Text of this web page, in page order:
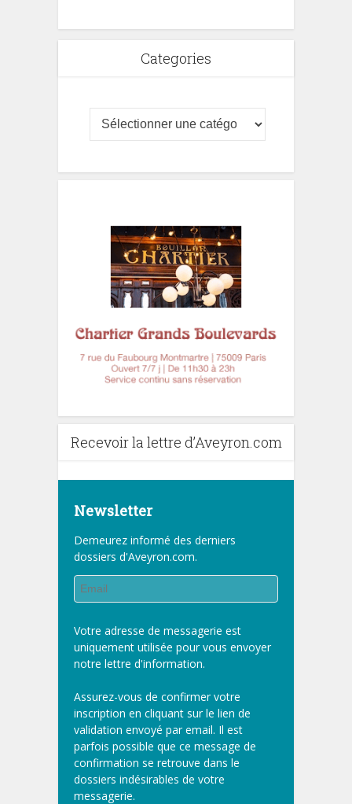
Categories
Recevoir la lettre d’Aveyron.com
Newsletter
Demeurez informé des derniers
dossiers d'Aveyron.com.
Votre adresse de messagerie est
uniquement utilisée pour vous envoyer
notre lettre d'information.
Assurez-vous de confirmer votre
inscription en cliquant sur le lien de
validation envoyé par email. Il est
parfois possible que ce message de
confirmation se retrouve dans le
dossiers indésirables de votre
messagerie.